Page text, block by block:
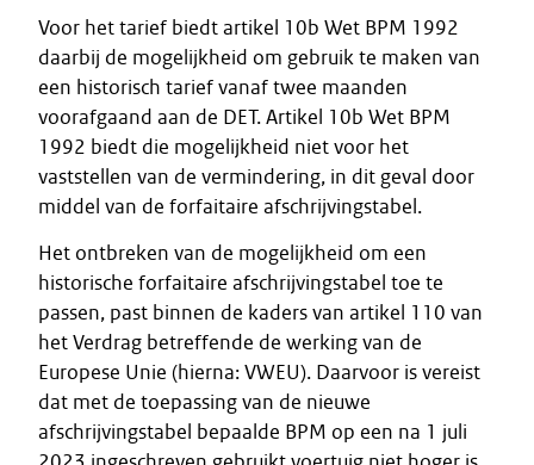
Voor het tarief biedt artikel 10b Wet BPM 1992
daarbij de mogelijkheid om gebruik te maken van
een historisch tarief vanaf twee maanden
voorafgaand aan de DET. Artikel 10b Wet BPM
1992 biedt die mogelijkheid niet voor het
vaststellen van de vermindering, in dit geval door
middel van de forfaitaire afschrijvingstabel.
Het ontbreken van de mogelijkheid om een
historische forfaitaire afschrijvingstabel toe te
passen, past binnen de kaders van artikel 110 van
het Verdrag betreffende de werking van de
Europese Unie (hierna: VWEU). Daarvoor is vereist
dat met de toepassing van de nieuwe
afschrijvingstabel bepaalde BPM op een na 1 juli